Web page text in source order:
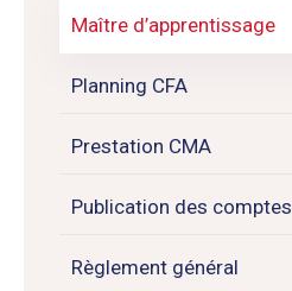
Maître d’apprentissage
Planning CFA
Prestation CMA
Publication des comptes
Règlement général